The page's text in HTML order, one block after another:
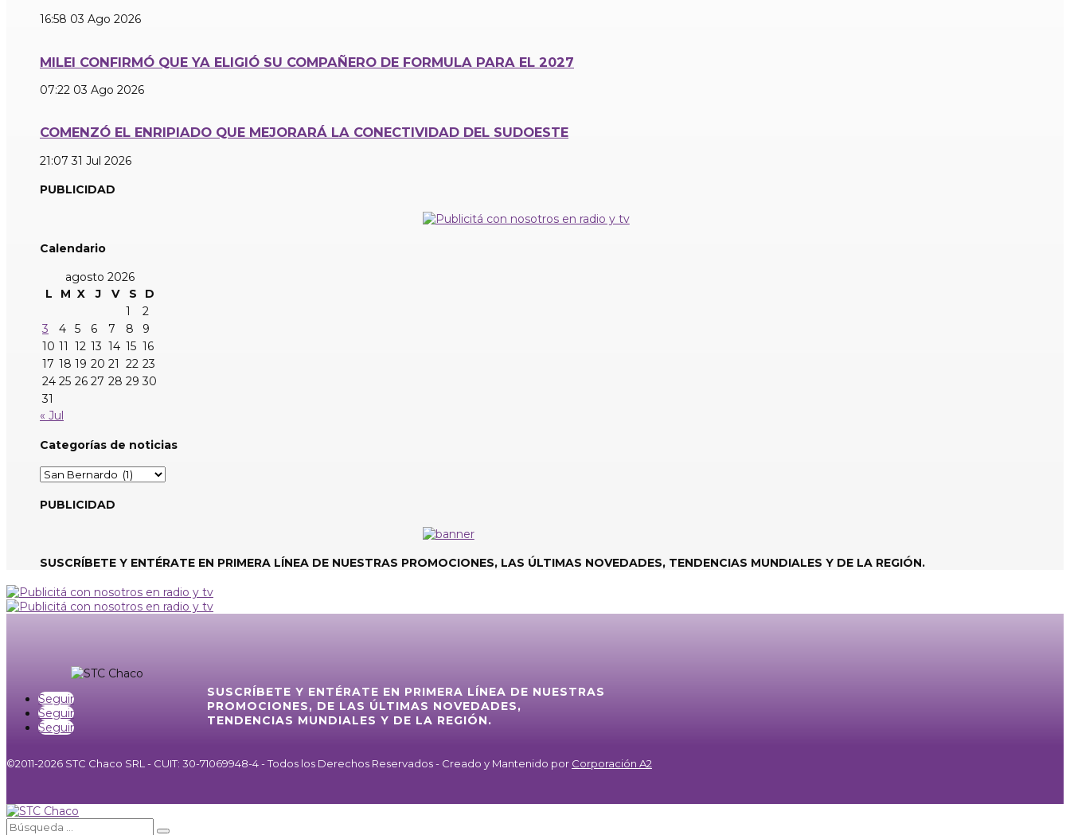
16:58 03 Ago 2026
MILEI CONFIRMÓ QUE YA ELIGIÓ SU COMPAÑERO DE FORMULA PARA EL 2027
07:22 03 Ago 2026
COMENZÓ EL ENRIPIADO QUE MEJORARÁ LA CONECTIVIDAD DEL SUDOESTE
21:07 31 Jul 2026
PUBLICIDAD
Calendario
agosto 2026
L
M X J V S
D
1
2
3
4 5 6 7 8
9
10 11 12 13 14 15 16
17 18 19 20 21 22 23
24 25 26 27 28 29 30
31
« Jul
Categorías de noticias
Categorías
noticias
PUBLICIDAD
SUSCRÍBETE Y ENTÉRATE EN PRIMERA LÍNEA DE NUESTRAS PROMOCIONES, LAS ÚLTIMAS NOVEDADES, TENDENCIAS MUNDIALES Y DE LA REGIÓN.
Seguir
Seguir
Seguir
SUSCRÍBETE Y ENTÉRATE EN PRIMERA LÍNEA DE NUESTRAS
PROMOCIONES, DE LAS ÚLTIMAS NOVEDADES,
TENDENCIAS MUNDIALES Y DE LA REGIÓN.
©2011-2026 STC Chaco SRL - CUIT: 30-71069948-4 - Todos los Derechos Reservados - Creado y Mantenido por Corporación A2